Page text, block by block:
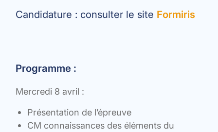
Candidature : consulter le site Formiris
Programme :
Mercredi 8 avril :
Présentation de l’épreuve
CM connaissances des éléments du